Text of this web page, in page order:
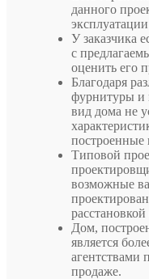
данного
У заказчика
с
оценить его
Благодаря
фурнитуры и
вид дома не
построенные
Типовой
возможные
Дом,
является
агентствами
продаже.